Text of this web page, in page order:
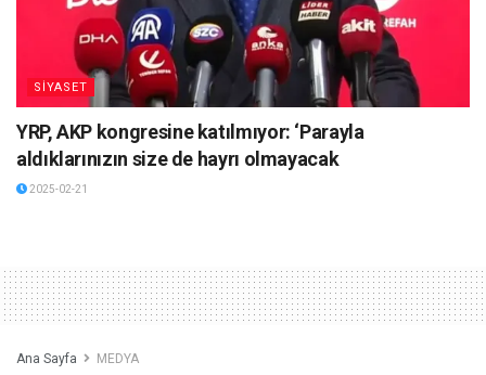
SİYASET
YRP, AKP kongresine katılmıyor: ‘Parayla
aldıklarınızın size de hayrı olmayacak
2025-02-21
Ana Sayfa MEDYA